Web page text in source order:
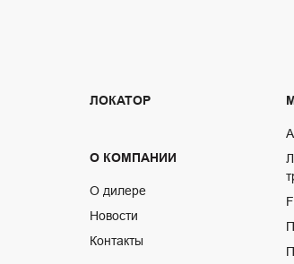
ЛОКАТОР
О КОМПАНИИ
О дилере
Новости
Контакты